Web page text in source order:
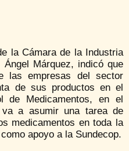
la Cámara de la Industria
Ángel Márquez, indicó que
las empresas del sector
de sus productos en el
de Medicamentos, en el
a asumir una tarea de
medicamentos en toda la
apoyo a la Sundecop.